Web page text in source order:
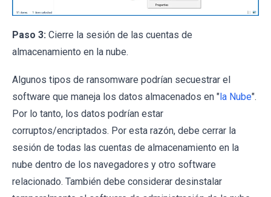
Paso 3: Cierre la sesión de las cuentas de
almacenamiento en la nube.
Algunos tipos de ransomware podrían secuestrar el
software que maneja los datos almacenados en "la Nube".
Por lo tanto, los datos podrían estar
corruptos/encriptados. Por esta razón, debe cerrar la
sesión de todas las cuentas de almacenamiento en la
nube dentro de los navegadores y otro software
relacionado. También debe considerar desinstalar